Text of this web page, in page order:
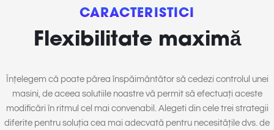
CARACTERISTICI
Flexibilitate maximă
Înțelegem că poate părea înspăimântător să cedezi controlul unei
masini, de aceea solutiile noastre vă permit să efectuați aceste
modificări în ritmul cel mai convenabil. Alegeti din cele trei strategii
diferite pentru soluția cea mai adecvată pentru necesitățile dvs. de